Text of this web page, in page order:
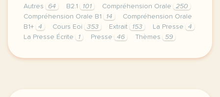
Autres 64 B2.1 101 Compréhension Orale
250
Compréhension Orale B1
14
Compréhension Orale
B1+
4 Cours Eoi 353 Extrait 153 La Presse
4
La Presse Écrite
1 Presse 46 Thèmes 59
image onavance1 blogspot comvoici un petit